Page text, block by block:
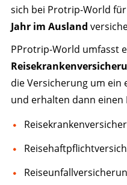
sich bei Protrip-World
Jahr im Ausland
PProtrip-World umfasst
die Versicherung um ein
und erhalten dann einen